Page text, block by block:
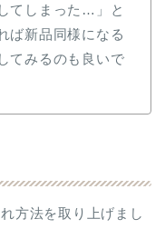
てしまった…」と
ば新品同様になる
てみるのも良いで
方法を取り上げまし